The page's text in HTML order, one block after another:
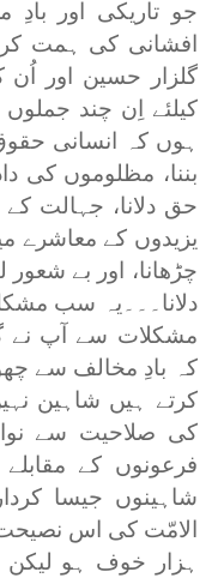
جو تاریکی اور بادِ
افشانی کی ہمت
گلزار حسین اور
کیلئے اِن چند جملوں
ہوں کہ انسانی
بننا، مظلوموں کی
حق دلانا، جہالت کے
یزیدوں کے معاشرے
چڑھانا، اور بے
دلانا۔۔۔یہ سب
مشکلات سے آپ نے
کہ بادِ مخالف سے
کرتے ہیں شاہین
کی صلاحیت سے
فرعونوں کے
شاہینوں جیسا
الامّت کی اس نصیحت
ہزار خوف ہو